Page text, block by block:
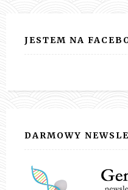
JESTEM NA
DARMOWY